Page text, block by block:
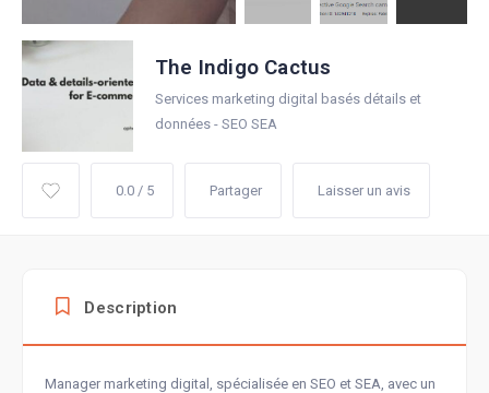
The Indigo Cactus
Services marketing digital basés détails et
données - SEO SEA
0.0 / 5 Partager Laisser un avis
Description
Manager marketing digital, spécialisée en SEO et SEA, avec un